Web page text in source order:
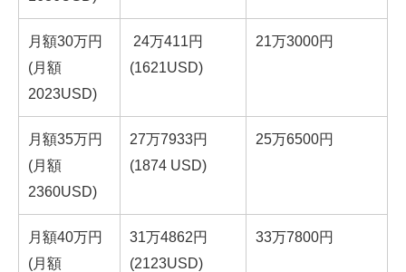
月額30万円
(月額
2023USD)
24万411円
(1621USD)
21万3000円
月額35万円
(月額
2360USD)
27万7933円
(1874 USD)
25万6500円
月額40万円
(月額
31万4862円
(2123USD)
33万7800円